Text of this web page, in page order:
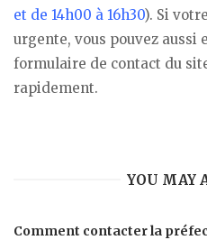
et de 14h00 à 16h30). Si
urgente, vous pouvez aussi
formulaire de contact du
rapidement.
YOU MAY
Comment contacter la